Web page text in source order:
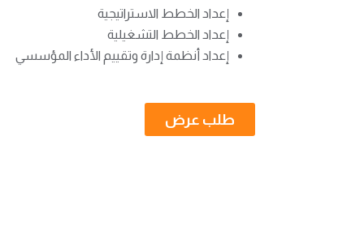
إعداد الخطط الاستراتيجية
إعداد الخطط التشغيلية
إعداد أنظمة إدارة وتقييم الأداء المؤسسي
طلب عرض